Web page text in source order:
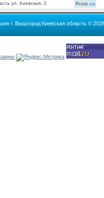
ул. Киевская, 3 Prom.ua
г. Вышгород Киевская область ©